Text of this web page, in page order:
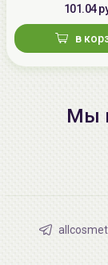
101.04
в
Мы